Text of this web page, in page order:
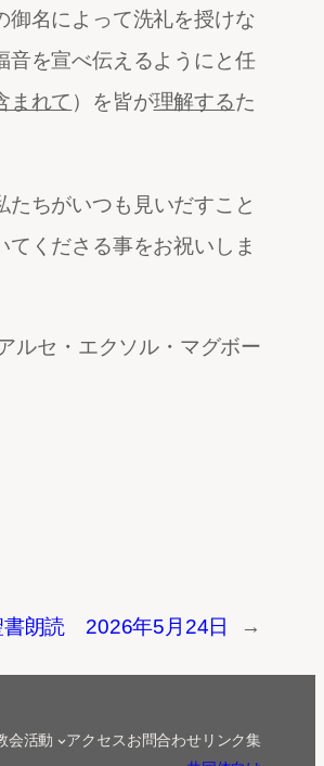
御名によって洗礼を授けな
音を宣べ伝えるようにと任
まれて ）を皆が理解するた
ちがいつも見いだすこと
くださる事をお祝いしま
ルセ・エクソル・マグボー
書朗読 2026年5月24日 →
会活動 アクセスお問合わせリンク集